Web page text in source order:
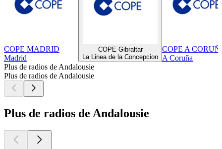
COPE MADRID
Madrid
COPE Gibraltar
La Linea de la Concepcion
COPE A
A Coruña
Plus de radios de Andalousie
Plus de radios de Andalousie
Plus de radios de Andalousie